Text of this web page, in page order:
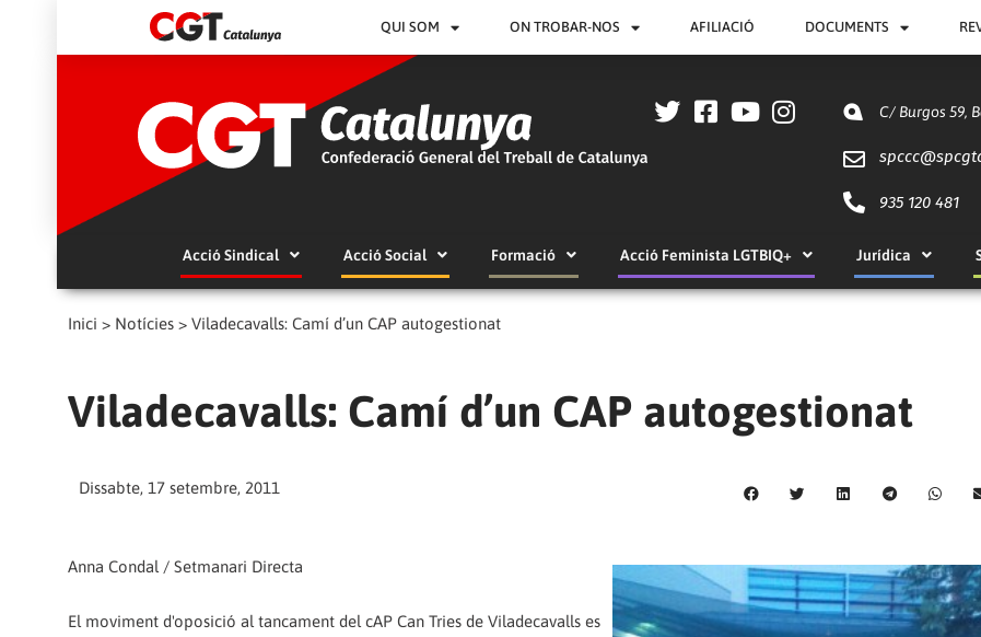
QUI SOM ON TROBAR-NOS AFILIACIÓ DOCUMENTS
C/ Burgos 59,
spccc@
935 120 481
Acció Sindical Acció Social Formació Acció Feminista LGTBIQ+ Jurídica
Inici > Notícies > Viladecavalls: Camí d’un CAP autogestionat
Viladecavalls: Camí d’un CAP autogestionat
Dissabte, 17 setembre, 2011
Anna Condal / Setmanari Directa
El moviment d'oposició al tancament del cAP Can Tries de Viladecavalls es